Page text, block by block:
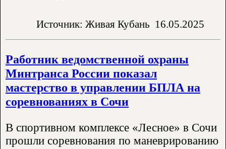
Источник: Живая Кубань 16.05.2025
Работник ведомственной охраны
Минтранса России показал
мастерство в управлении БПЛА на
соревнованиях в Сочи
В спортивном комплексе «Лесное» в Сочи
прошли соревнования по маневрированию